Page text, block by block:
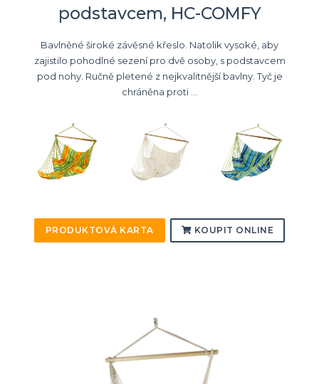
podstavcem, HC-COMFY
Bavlněné široké závěsné křeslo. Natolik vysoké, aby
zajistilo pohodlné sezení pro dvě osoby, s podstavcem
pod nohy. Ručně pletené z nejkvalitnější bavlny. Tyč je
chráněna proti ...
PRODUKTOVÁ KARTA KOUPIT ONLINE